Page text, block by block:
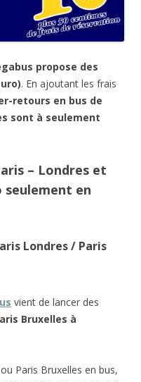
propose des
. En ajoutant les frais
retours en bus de
sont à seulement
– Londres et
seulement en
Londres / Paris
vient de lancer des
Bruxelles à
Paris Bruxelles en bus,